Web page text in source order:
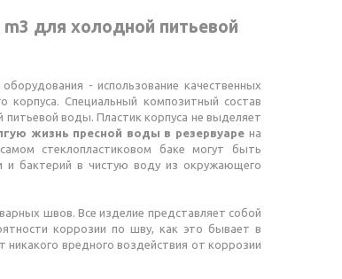
для холодной питьевой
- использование качественных
корпуса. Специальный композитный состав
питьевой воды. Пластик корпуса не выделяет
жизнь пресной воды в резервуаре на
стеклопластиковом баке могут быть
и бактерий в чистую воду из окружающего
швов. Все изделие представляет собой
коррозии по шву, как это бывает в
никакого вредного воздействия от коррозии